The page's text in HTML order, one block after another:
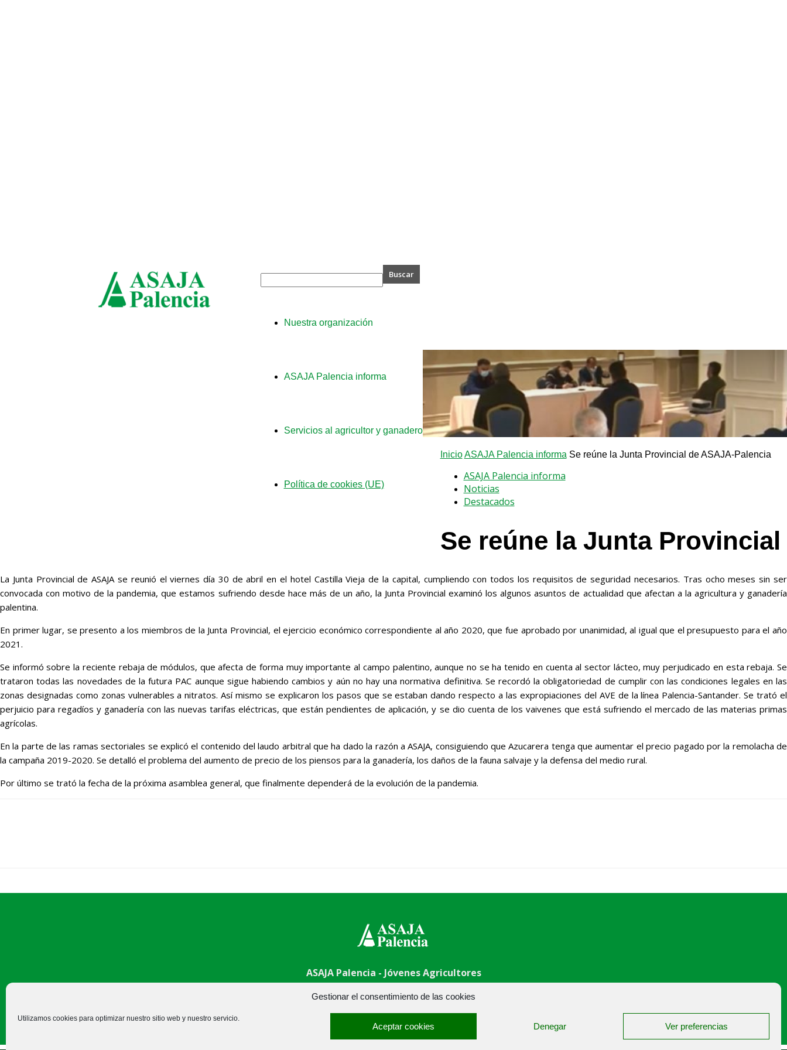
Gestionar el consentimiento de las cookies
Utilizamos cookies para optimizar nuestro sitio web y nuestro servicio.
Aceptar cookies Denegar Ver preferencias
Nuestra organización
ASAJA Palencia informa
Servicios al agricultor y ganadero
Política de cookies (UE)
Inicio ASAJA Palencia informa Se reúne la Junta Provincial de ASAJA-Palencia
ASAJA Palencia informa
Noticias
Destacados
Se reúne la Junta
La Junta Provincial de ASAJA se reunió el viernes día 30 de abril en el hotel Castilla Vieja de la capital, cumpliendo con todos los requisitos de seguridad necesarios. Tras ocho meses sin ser
convocada con motivo de la pandemia, que estamos sufriendo desde hace más de un año, la Junta Provincial examinó los algunos asuntos de actualidad que afectan a la agricultura y ganadería
palentina.
En primer lugar, se presento a los miembros de la Junta Provincial, el ejercicio económico correspondiente al año 2020, que fue aprobado por unanimidad, al igual que el presupuesto para el año
2021.
Se informó sobre la reciente rebaja de módulos, que afecta de forma muy importante al campo palentino, aunque no se ha tenido en cuenta al sector lácteo, muy perjudicado en esta rebaja. Se
trataron todas las novedades de la futura PAC aunque sigue habiendo cambios y aún no hay una normativa definitiva. Se recordó la obligatoriedad de cumplir con las condiciones legales en las
zonas designadas como zonas vulnerables a nitratos. Así mismo se explicaron los pasos que se estaban dando respecto a las expropiaciones del AVE de la línea Palencia-Santander. Se trató el
perjuicio para regadíos y ganadería con las nuevas tarifas eléctricas, que están pendientes de aplicación, y se dio cuenta de los vaivenes que está sufriendo el mercado de las materias primas
agrícolas.
En la parte de las ramas sectoriales se explicó el contenido del laudo arbitral que ha dado la razón a ASAJA, consiguiendo que Azucarera tenga que aumentar el precio pagado por la remolacha de
la campaña 2019-2020. Se detalló el problema del aumento de precio de los piensos para la ganadería, los daños de la fauna salvaje y la defensa del medio rural.
Por último se trató la fecha de la próxima asamblea general, que finalmente dependerá de la evolución de la pandemia.
ASAJA Palencia - Jóvenes Agricultores